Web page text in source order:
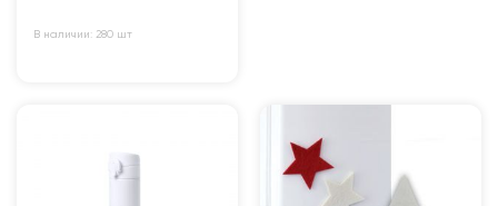
В наличии: 280 шт